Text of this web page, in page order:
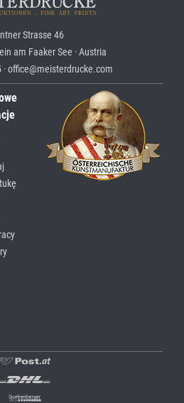
Strasse 46
am Faaker See · Austria
office@meisterdrucke.com